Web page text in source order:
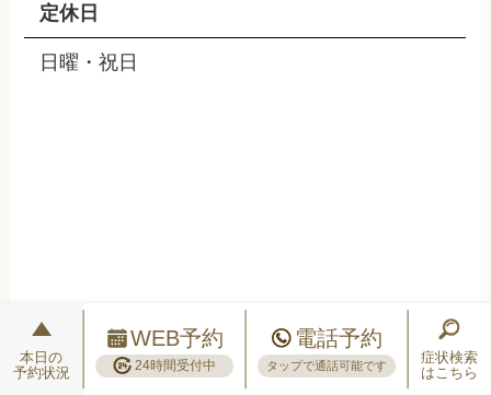
定休日
日曜・祝日
本日の
予約状況
WEB予約
24時間受付中
電話予約
タップで通話可能です
症状検索
はこちら